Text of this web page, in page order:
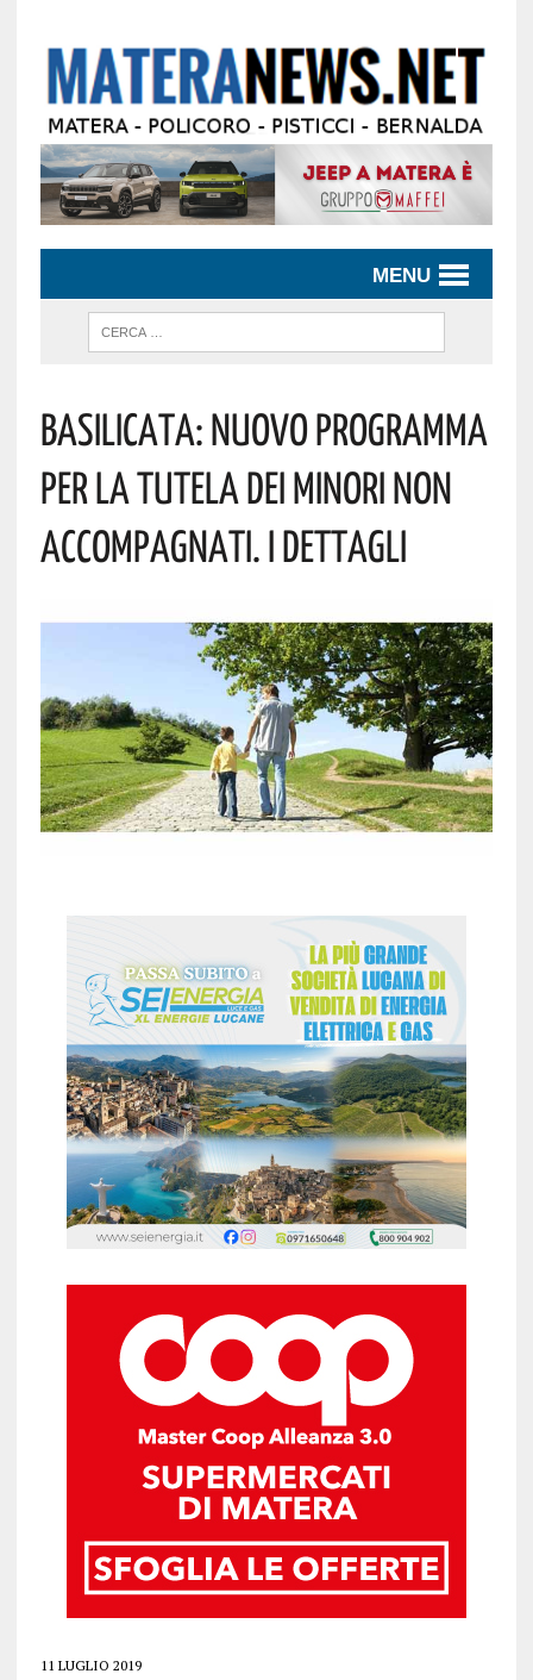
MENU
Basilicata: Nuovo Programma
Per La Tutela Dei Minori Non
Accompagnati. I Dettagli
11 LUGLIO 2019